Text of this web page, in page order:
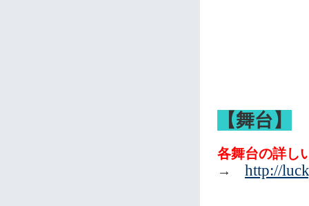
【舞台】
各舞台の詳
→ http://